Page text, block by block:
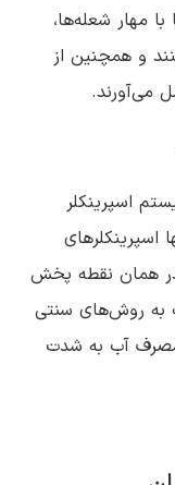
مهار شعله‌ها،
و همچنین از
می‌آورند.
اسپرینکلر
اسپرینکلرهای
همان نقطه پخش
به روش‌های سنتی
آب به شدت